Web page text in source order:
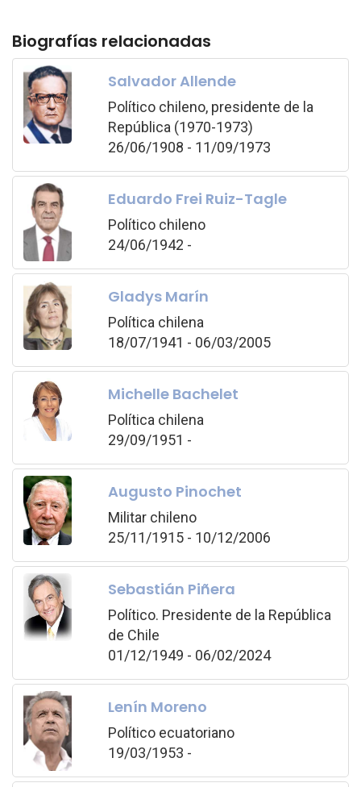
Biografías relacionadas
Salvador Allende
Político chileno, presidente de la
República (1970-1973)
26/06/1908 - 11/09/1973
Eduardo Frei Ruiz-Tagle
Político chileno
24/06/1942 -
Gladys Marín
Política chilena
18/07/1941 - 06/03/2005
Michelle Bachelet
Política chilena
29/09/1951 -
Augusto Pinochet
Militar chileno
25/11/1915 - 10/12/2006
Sebastián Piñera
Político. Presidente de la República
de Chile
01/12/1949 - 06/02/2024
Lenín Moreno
Político ecuatoriano
19/03/1953 -